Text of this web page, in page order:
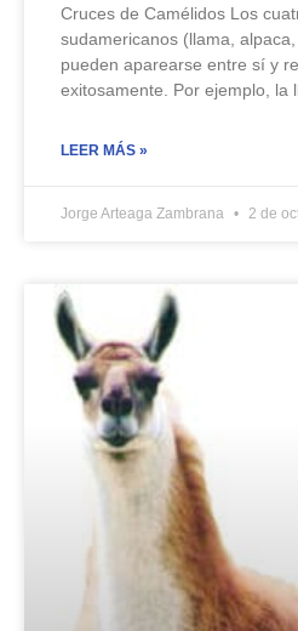
Cruces de Camélidos Los
sudamericanos (llama,
pueden aparearse entre sí y
exitosamente. Por ejemplo, la
LEER MÁS »
Jorge Arteaga Zambrana 2 de